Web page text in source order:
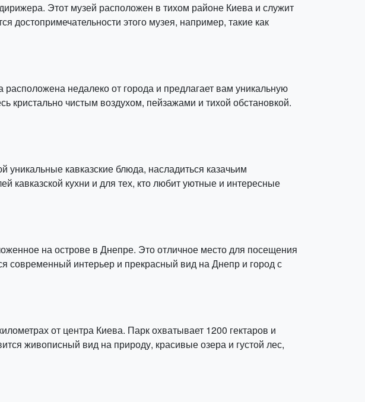
Этот музей расположен в тихом районе Киева и служит
достопримечательности этого музея, например, такие как
недалеко от города и предлагает вам уникальную
кристально чистым воздухом, пейзажами и тихой обстановкой.
уникальные кавказские блюда, насладиться казачьим
кавказской кухни и для тех, кто любит уютные и интересные
на острове в Днепре. Это отличное место для посещения
современный интерьер и прекрасный вид на Днепр и город с
от центра Киева. Парк охватывает 1200 гектаров и
живописный вид на природу, красивые озера и густой лес,